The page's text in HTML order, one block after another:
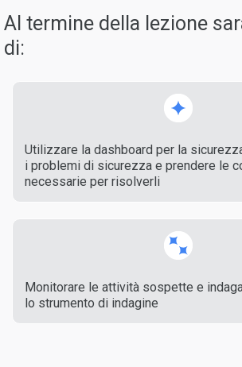
Al termine della lezione
di:
Utilizzare la dashboard per la
i problemi di sicurezza e prendere le
necessarie per risolverli
Monitorare le attività sospette e
lo strumento di indagine